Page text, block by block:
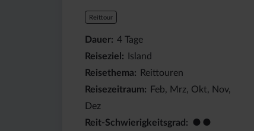
Reittour
Dauer 4Tage
Reiseziel
Island
Reisethema
Reittouren
Reisezeitraum
Feb, Mrz, Okt, Nov,
Dez
Reit-Schwierigkeitsgrad
●●